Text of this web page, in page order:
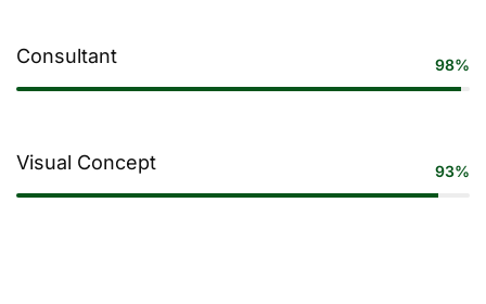
Consultant 98%
Visual Concept 93%